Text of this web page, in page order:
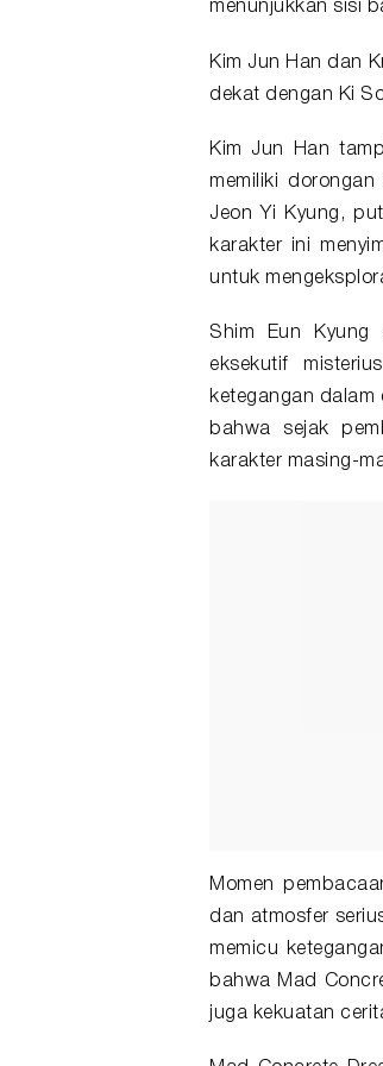
menunjukkan sisi
Kim Jun Han dan
dekat dengan Ki
Kim Jun Han
memiliki
Jeon Yi Kyung,
karakter ini
untuk
Shim Eun Kyung
eksekutif
ketegangan
bahwa sejak
karakter masing-
Momen
dan atmosfer
memicu
bahwa Mad
juga kekuatan